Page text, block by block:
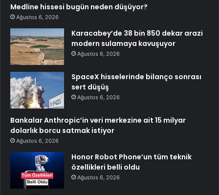
Medline hissesi bugün neden düşüyor?
Ağustos 6, 2026
Karacabey’de 38 bin 850 dekar arazi
modern sulamaya kavuşuyor
Ağustos 6, 2026
SpaceX hisselerinde bilanço sonrası
sert düşüş
Ağustos 6, 2026
Bankalar Anthropic’in veri merkezine ait 15 milyar
dolarlık borcu satmak istiyor
Ağustos 6, 2026
Honor Robot Phone’un tüm teknik
özellikleri belli oldu
Ağustos 6, 2026